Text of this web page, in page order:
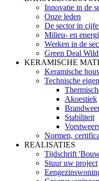
Innovatie in de
Onze leden
De sector in
Milieu- en
Werken in de
Green Deal
KERAMISCHE
Keramische
Technische
Akoestiek
Stabiliteit
Normen,
REALISATIES
Tijdschrift
Stuur uw project